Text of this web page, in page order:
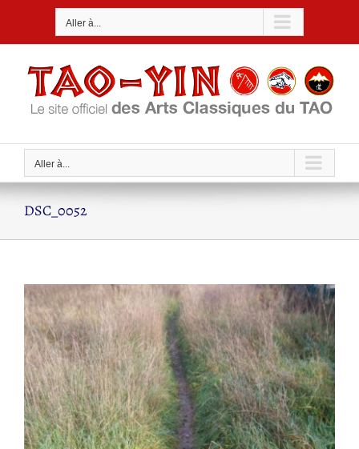
Aller à...
Aller à...
DSC_0052